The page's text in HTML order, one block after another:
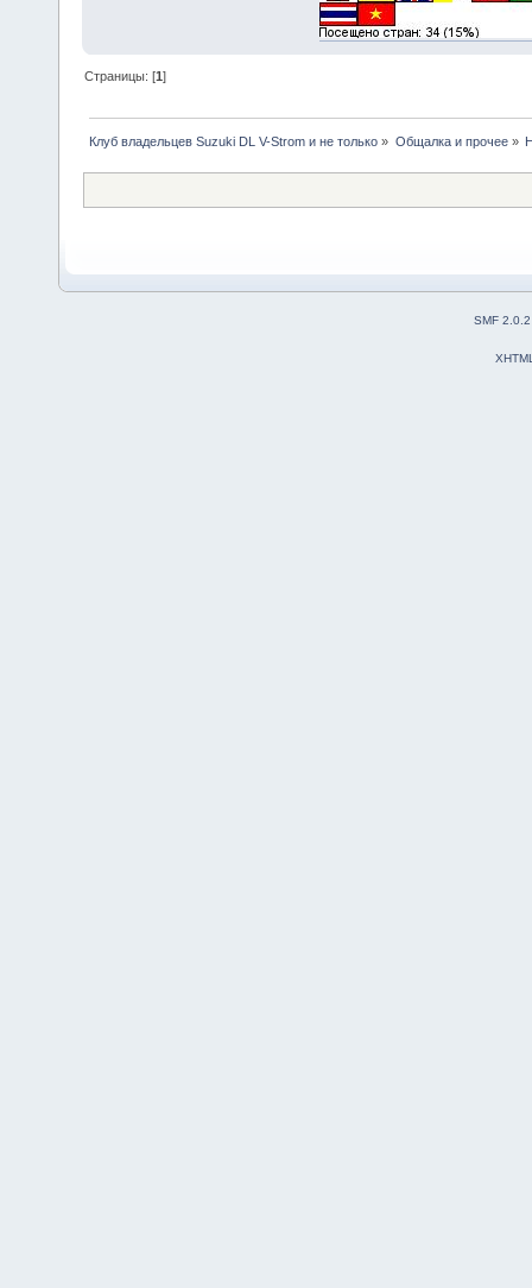
Страницы: [1]
Клуб владельцев Suzuki DL V-Strom и не только » Общалка и прочее»
SMF 2.0.2